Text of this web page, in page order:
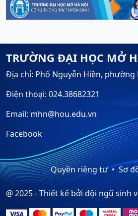
TRƯỜNG ĐẠI HỌC MỞ
Địa chỉ: Phố Nguyễn Hiền, phường
Điện thoại: 024.38682321
Email: mhn@hou.edu.vn
Facebook
Quyền riêng tư Sơ
@ 2025 - Thiết kế bởi đội ngũ sinh